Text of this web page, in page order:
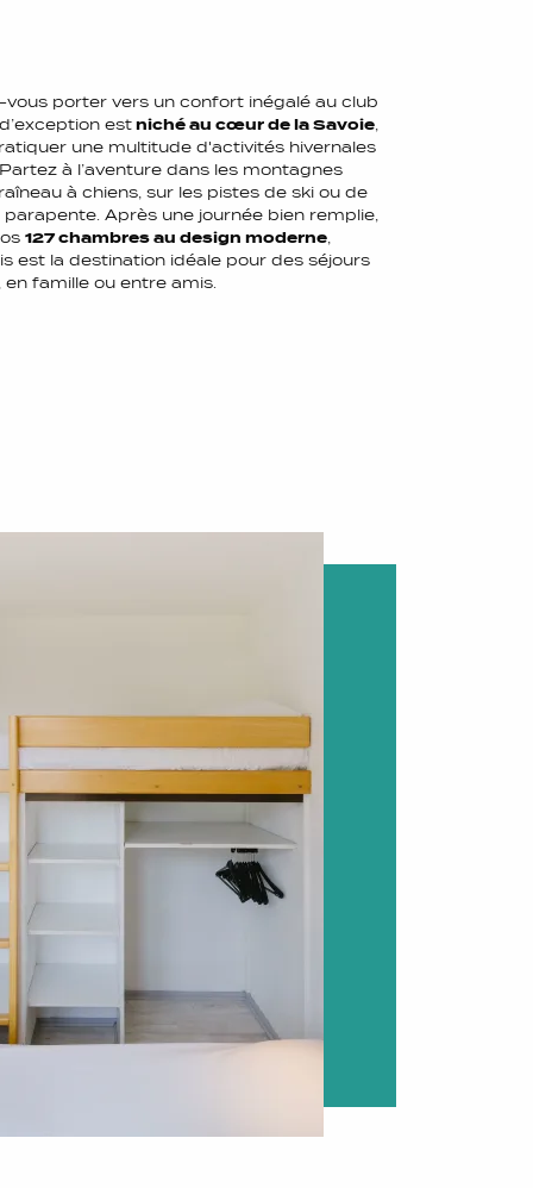
porter vers un confort inégalé au club
estniché au cœur de la Savoie,
une multitude d'activités hivernales
à l’aventure dans les montagnes
à chiens, sur les pistes de ski ou de
Après une journée bien remplie,
127 chambres au design moderne,
est la destination idéale pour des séjours
famille ou entre amis.